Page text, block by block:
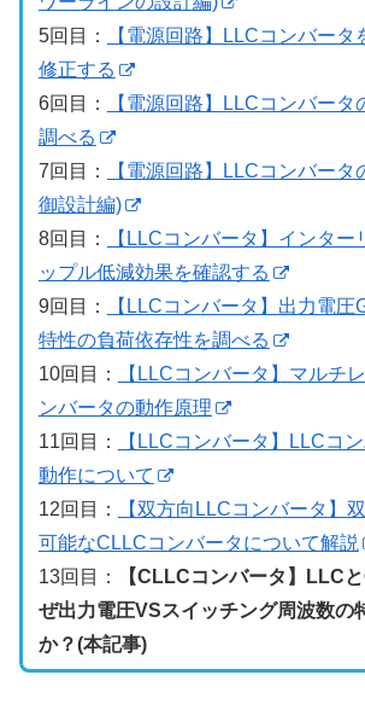
5回目：
【電源回路】LLCコンバータ
修正する
6回目：
【電源回路】LLCコンバータ
調べる
7回目：
【電源回路】LLCコンバー
御設計編)
8回目：
【LLCコンバータ】インター
ップル低減効果を確認する
9回目：
【LLCコンバータ】出力電圧
特性の負荷依存性を調べる
10回目：
【LLCコンバータ】マルチ
ンバータの動作原理
11回目：
【LLCコンバータ】LLCコ
動作について
12回目：
【双方向LLCコンバータ】
可能なCLLCコンバータについて解説
13回目：
【CLLCコンバータ】LLC
ぜ出力電圧VSスイッチング周波数の
か？(本記事)